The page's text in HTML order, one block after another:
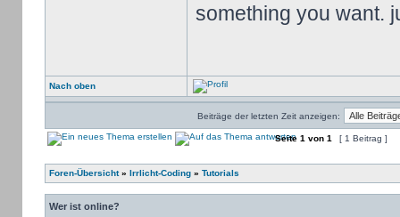
something you want.
Nach oben
Beiträge der letzten Zeit anzeigen:
Seite 1 von 1 [ 1 Beitrag ]
Foren-Übersicht» Irrlicht-Coding» Tutorials
Wer ist online?